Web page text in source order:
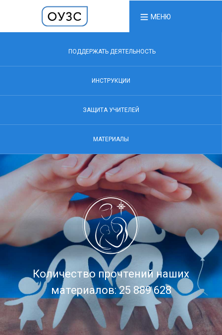
МЕНЮ
ПОДДЕРЖАТЬ ДЕЯТЕЛЬНОСТЬ
ИНСТРУКЦИИ
ЗАЩИТА УЧИТЕЛЕЙ
МАТЕРИАЛЫ
Количество прочтений наших
материалов: 25 889 628